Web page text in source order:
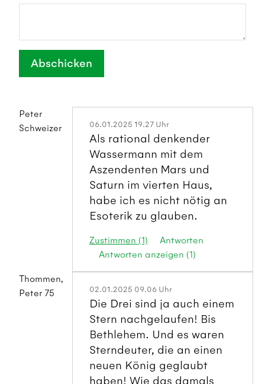
Abschicken
Peter
Schweizer
06.01.2025 19.27 Uhr
Als rational denkender
Wassermann mit dem
Aszendenten Mars und
Saturn im vierten Haus,
habe ich es nicht nötig an
Esoterik zu glauben.
Zustimmen (1)
Antworten
Antworten anzeigen (1)
Thommen,
Peter 75
02.01.2025 09.06 Uhr
Die Drei sind ja auch einem
Stern nachgelaufen! Bis
Bethlehem. Und es waren
Sterndeuter, die an einen
neuen König geglaubt
haben! Wie das damals